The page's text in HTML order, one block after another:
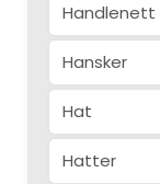
Handlenett
Hansker
Hat
Hatter